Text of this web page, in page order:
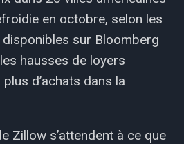
en octobre, selon les
sur Bloomberg
hausses de loyers
d’achats dans la
Zillow s’attendent à ce que